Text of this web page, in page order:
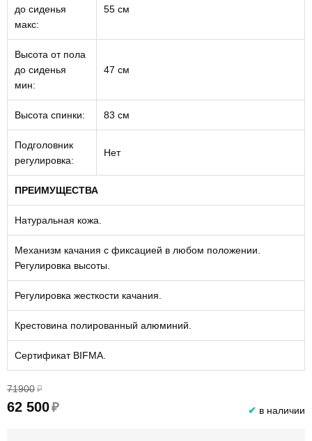
до сиденья
макс:
55 см
Высота от пола
до сиденья
мин:
47 см
Высота спинки: 83 см
Подголовник
регулировка:
Нет
ПРЕИМУЩЕСТВА
Натуральная кожа.
Механизм качания с фиксацией в любом положении.
Регулировка высоты.
Регулировка жесткости качания.
Крестовина полированный алюминий.
Сертификат BIFMA.
71900 ₽
62 500₽ ✔ в наличии